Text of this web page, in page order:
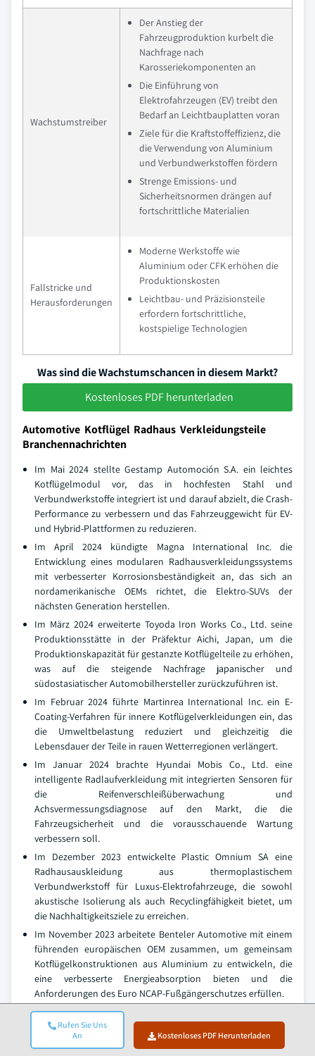
Rufen Sie Uns
An
Kostenloses PDF Herunterladen
Wachstumstreiber
Der Anstieg der
Fahrzeugproduktion kurbelt die
Nachfrage nach
Karosseriekomponenten an
Die Einführung von
Elektrofahrzeugen (EV) treibt den
Bedarf an Leichtbauplatten voran
Ziele für die Kraftstoffeffizienz, die
die Verwendung von Aluminium
und Verbundwerkstoffen fördern
Strenge Emissions- und
Sicherheitsnormen drängen auf
fortschrittliche Materialien
Fallstricke und
Herausforderungen
Moderne Werkstoffe wie
Aluminium oder CFK erhöhen die
Produktionskosten
Leichtbau- und Präzisionsteile
erfordern fortschrittliche,
kostspielige Technologien
Was sind die Wachstumschancen in diesem Markt?
Kostenloses PDF herunterladen
Automotive Kotflügel Radhaus Verkleidungsteile
Branchennachrichten
Im Mai 2024 stellte Gestamp Automoción S.A. ein leichtes
Kotflügelmodul vor, das in hochfesten Stahl und
Verbundwerkstoffe integriert ist und darauf abzielt, die Crash-
Performance zu verbessern und das Fahrzeuggewicht für EV-
und Hybrid-Plattformen zu reduzieren.
Im April 2024 kündigte Magna International Inc. die
Entwicklung eines modularen Radhausverkleidungssystems
mit verbesserter Korrosionsbeständigkeit an, das sich an
nordamerikanische OEMs richtet, die Elektro-SUVs der
nächsten Generation herstellen.
Im März 2024 erweiterte Toyoda Iron Works Co., Ltd. seine
Produktionsstätte in der Präfektur Aichi, Japan, um die
Produktionskapazität für gestanzte Kotflügelteile zu erhöhen,
was auf die steigende Nachfrage japanischer und
südostasiatischer Automobilhersteller zurückzuführen ist.
Im Februar 2024 führte Martinrea International Inc. ein E-
Coating-Verfahren für innere Kotflügelverkleidungen ein, das
die Umweltbelastung reduziert und gleichzeitig die
Lebensdauer der Teile in rauen Wetterregionen verlängert.
Im Januar 2024 brachte Hyundai Mobis Co., Ltd. eine
intelligente Radlaufverkleidung mit integrierten Sensoren für
die Reifenverschleißüberwachung und
Achsvermessungsdiagnose auf den Markt, die die
Fahrzeugsicherheit und die vorausschauende Wartung
verbessern soll.
Im Dezember 2023 entwickelte Plastic Omnium SA eine
Radhausauskleidung aus thermoplastischem
Verbundwerkstoff für Luxus-Elektrofahrzeuge, die sowohl
akustische Isolierung als auch Recyclingfähigkeit bietet, um
die Nachhaltigkeitsziele zu erreichen.
Im November 2023 arbeitete Benteler Automotive mit einem
führenden europäischen OEM zusammen, um gemeinsam
Kotflügelkonstruktionen aus Aluminium zu entwickeln, die
eine verbesserte Energieabsorption bieten und die
Anforderungen des Euro NCAP-Fußgängerschutzes erfüllen.
Der Marktforschungsbericht für Kotflügel-
Radhausteile für die Automobilindustrie enthält
eine ausführliche Berichterstattung über die